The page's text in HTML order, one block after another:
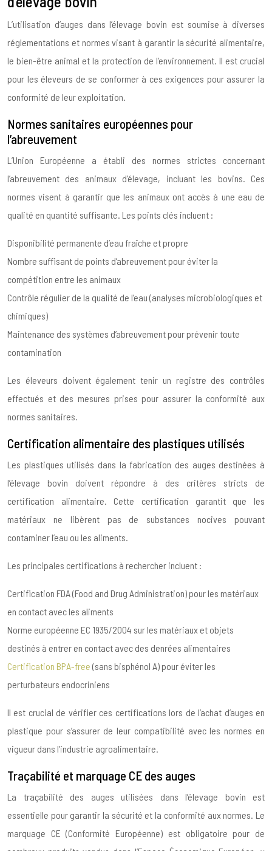
L’utilisation d’auges dans l’élevage bovin est soumise à diverses
réglementations et normes visant à garantir la sécurité alimentaire,
le bien-être animal et la protection de l’environnement. Il est crucial
pour les éleveurs de se conformer à ces exigences pour assurer la
conformité de leur exploitation.
Normes sanitaires européennes pour
l’abreuvement
L’Union Européenne a établi des normes strictes concernant
l’abreuvement des animaux d’élevage, incluant les bovins. Ces
normes visent à garantir que les animaux ont accès à une eau de
qualité en quantité suffisante. Les points clés incluent :
Disponibilité permanente d’eau fraîche et propre
Nombre suffisant de points d’abreuvement pour éviter la
compétition entre les animaux
Contrôle régulier de la qualité de l’eau (analyses microbiologiques et
chimiques)
Maintenance des systèmes d’abreuvement pour prévenir toute
contamination
Les éleveurs doivent également tenir un registre des contrôles
effectués et des mesures prises pour assurer la conformité aux
normes sanitaires.
Certification alimentaire des plastiques utilisés
Les plastiques utilisés dans la fabrication des auges destinées à
l’élevage bovin doivent répondre à des critères stricts de
certification alimentaire. Cette certification garantit que les
matériaux ne libèrent pas de substances nocives pouvant
contaminer l’eau ou les aliments.
Les principales certifications à rechercher incluent :
Certification FDA (Food and Drug Administration) pour les matériaux
en contact avec les aliments
Norme européenne EC 1935/2004 sur les matériaux et objets
destinés à entrer en contact avec des denrées alimentaires
Certification BPA-free (sans bisphénol A) pour éviter les
perturbateurs endocriniens
Il est crucial de vérifier ces certifications lors de l’achat d’auges en
plastique pour s’assurer de leur compatibilité avec les normes en
vigueur dans l’industrie agroalimentaire.
Traçabilité et marquage CE des auges
La traçabilité des auges utilisées dans l’élevage bovin est
essentielle pour garantir la sécurité et la conformité aux normes. Le
marquage CE (Conformité Européenne) est obligatoire pour de